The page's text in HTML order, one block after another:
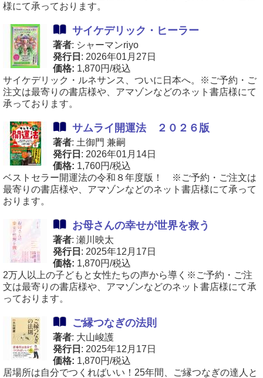
様にて承っております。
サイケデリック・ヒーラー
著者: シャーマンriyo
発行日 : 2026年01月27日
価格: 1,870円/税込
サイケデリック・ルネサンス、ついに日本へ。※ご予約・ご
注文は最寄りの書店様や、アマゾンなどのネット書店様にて
承っております。
サムライ開運法 ２０２６版
著者: 土御門 兼嗣
発行日 : 2026年01月14日
価格: 1,760円/税込
ベストセラー開運法の令和８年度版！ ※ご予約・ご注文は
最寄りの書店様や、アマゾンなどのネット書店様にて承って
おります。
お母さんの幸せが世界を救う
著者: 瀬川映太
発行日 : 2025年12月17日
価格: 1,870円/税込
2万人以上の子どもと女性たちの声から導く※ご予約・ご注
文は最寄りの書店様や、アマゾンなどのネット書店様にて承
っております。
ご縁つなぎの法則
著者: 大山峻護
発行日 : 2025年12月17日
価格: 1,870円/税込
居場所は自分でつくればいい！25年間、ご縁つなぎの達人と